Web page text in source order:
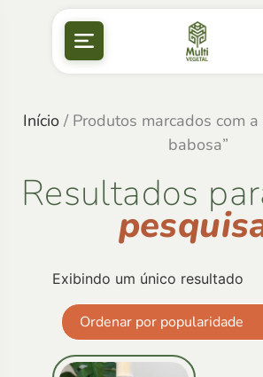
Início/ Produtos marcados com a
babosa”
Resultados
Exibindo um único resultado